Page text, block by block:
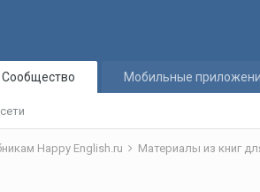
Сообщество Мобильные
Happy English.ru
Материалы из книг